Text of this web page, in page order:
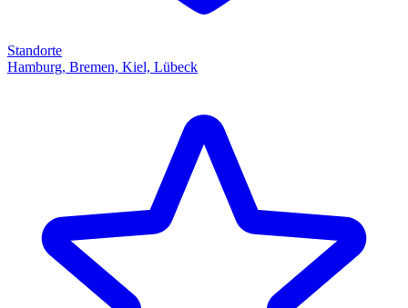
Standorte
Hamburg, Bremen, Kiel, Lübeck